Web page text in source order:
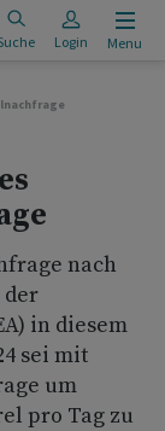
Login Menu
nach
der
in diesem
sei mit
um
pro Tag zu